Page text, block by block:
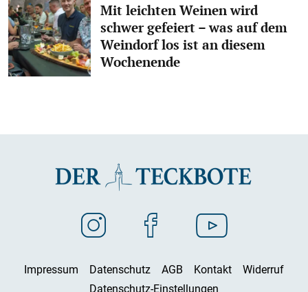
Mit leichten Weinen wird
schwer gefeiert – was auf dem
Weindorf los ist an diesem
Wochenende
Impressum Datenschutz AGB Kontakt
Widerruf
Datenschutz-Einstellungen